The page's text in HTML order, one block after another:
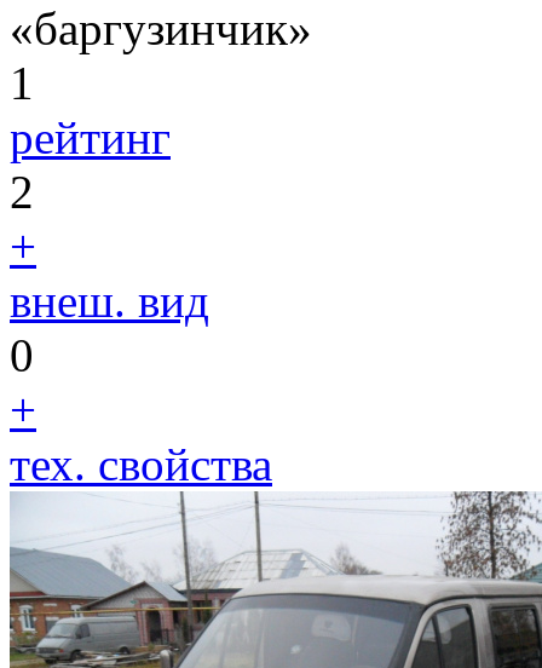
«баргузинчик»
1
рейтинг
2
+
внеш. вид
0
+
тех. свойства